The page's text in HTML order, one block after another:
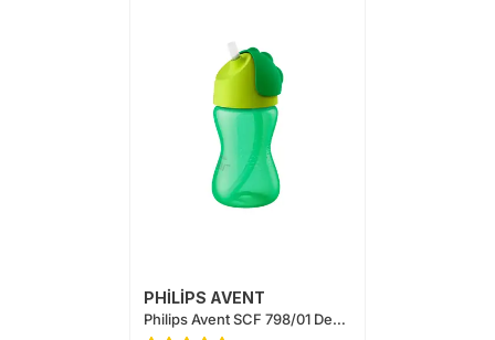
PHİLİPS AVENT
Philips Avent SCF 798/01 Desenli Pipetli Bardak 300 ml Erkek